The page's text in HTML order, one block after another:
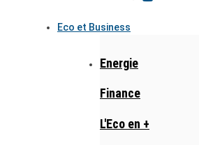
Eco et Business
Energie
Finance
L'Eco en +